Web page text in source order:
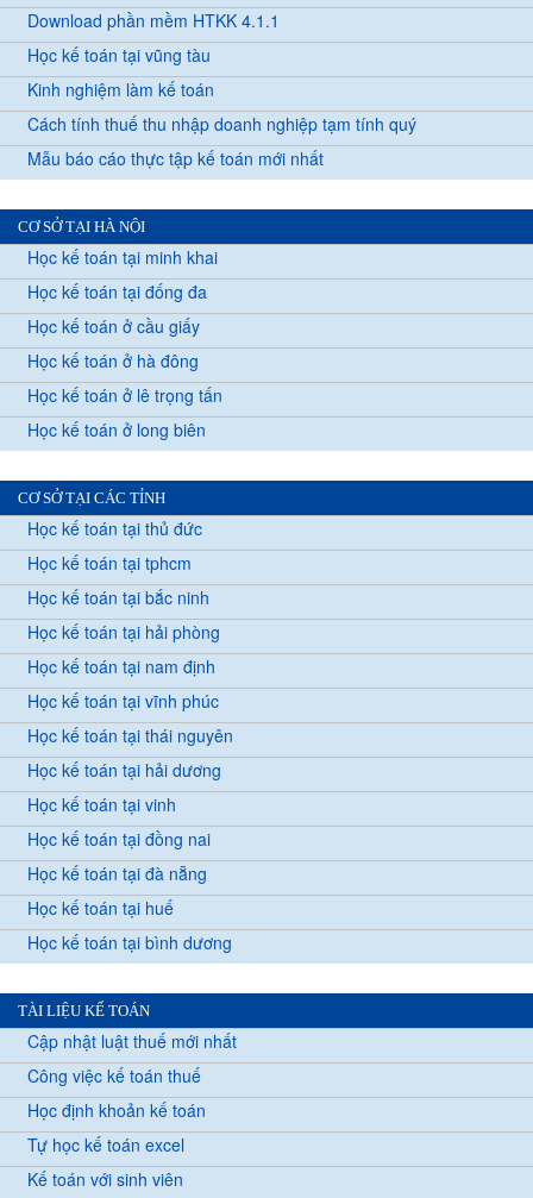
Download phần mềm HTKK 4.1.1
Học kế toán tại vũng tàu
Kinh nghiệm làm kế toán
Cách tính thuế thu nhập doanh nghiệp tạm tính quý
Mẫu báo cáo thực tập kế toán mới nhất
CƠ SỞ TẠI HÀ NỘI
Học kế toán tại minh khai
Học kế toán tại đống đa
Học kế toán ở cầu giấy
Học kế toán ở hà đông
Học kế toán ở lê trọng tấn
Học kế toán ở long biên
CƠ SỞ TẠI CÁC TỈNH
Học kế toán tại thủ đức
Học kế toán tại tphcm
Học kế toán tại bắc ninh
Học kế toán tại hải phòng
Học kế toán tại nam định
Học kế toán tại vĩnh phúc
Học kế toán tại thái nguyên
Học kế toán tại hải dương
Học kế toán tại vinh
Học kế toán tại đồng nai
Học kế toán tại đà nẵng
Học kế toán tại huế
Học kế toán tại bình dương
TÀI LIỆU KẾ TOÁN
Cập nhật luật thuế mới nhất
Công việc kế toán thuế
Học định khoản kế toán
Tự học kế toán excel
Kế toán với sinh viên